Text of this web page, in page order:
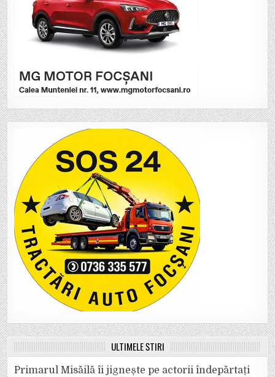
ULTIMELE ȘTIRI
Primarul Misăilă îi jignește pe actorii îndepărtați